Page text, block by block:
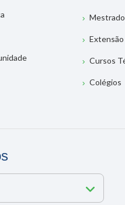
Extensão
Cursos
Colégios